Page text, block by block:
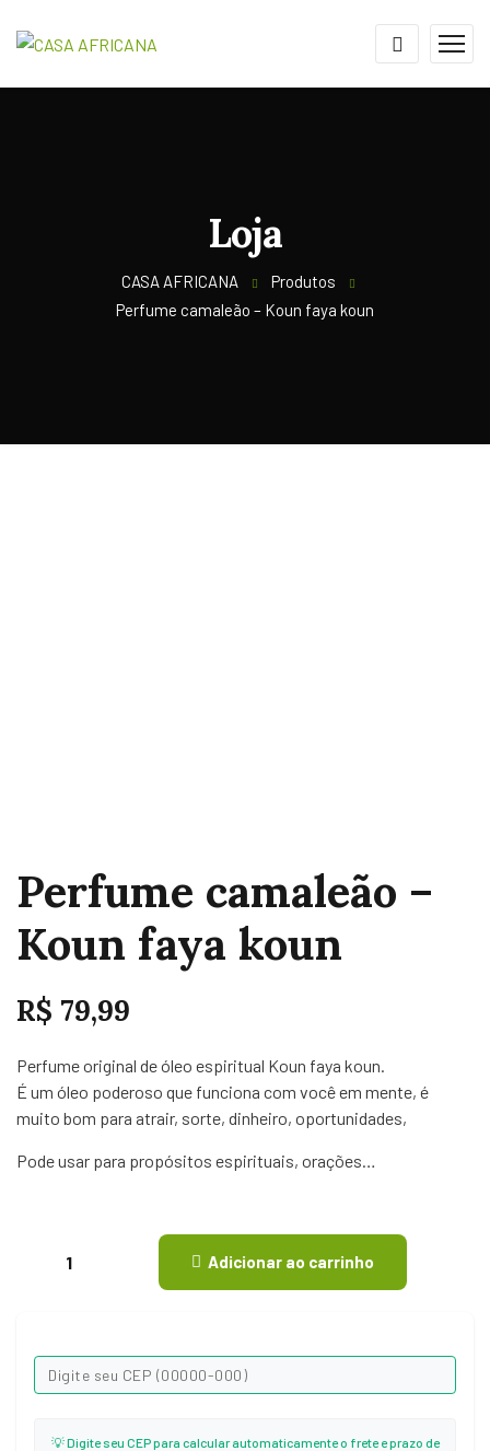
Loja
CASA AFRICANA
Produtos
Perfume camaleão – Koun faya koun
Perfume camaleão –
Koun faya koun
R$ 79,99
Perfume original de óleo espiritual Koun faya koun.
É um óleo poderoso que funciona com você em mente, é
muito bom para atrair, sorte, dinheiro, oportunidades,
Pode usar para propósitos espirituais, orações…
Adicionar ao carrinho
💡 Digite seu CEP para calcular automaticamente o frete e prazo de